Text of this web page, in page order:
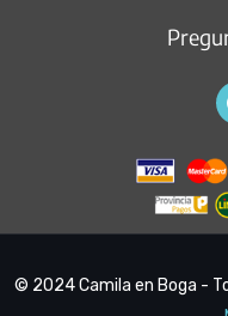
© 2024 Camila en Boga -